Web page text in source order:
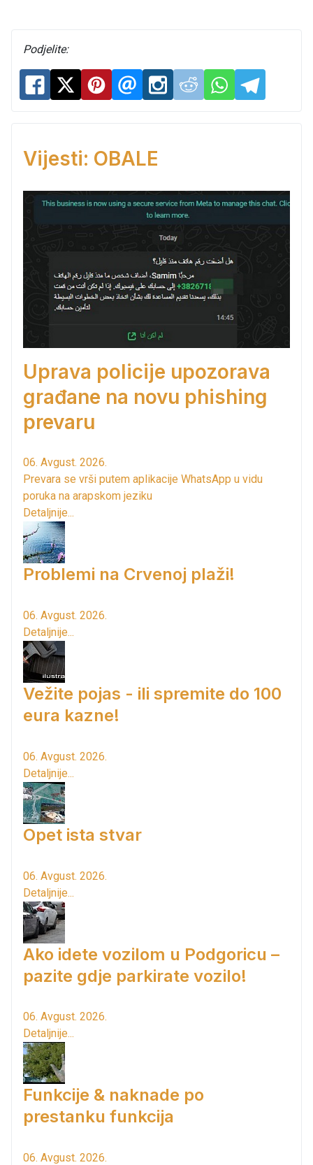
Podjelite:
Vijesti: OBALE
Uprava policije upozorava
građane na novu phishing
prevaru
06. Avgust. 2026.
Prevara se vrši putem aplikacije WhatsApp u vidu
poruka na arapskom jeziku
Detaljnije...
Problemi na Crvenoj plaži!
06. Avgust. 2026.
Detaljnije...
Vežite pojas - ili spremite do 100
eura kazne!
06. Avgust. 2026.
Detaljnije...
Opet ista stvar
06. Avgust. 2026.
Detaljnije...
Ako idete vozilom u Podgoricu –
pazite gdje parkirate vozilo!
06. Avgust. 2026.
Detaljnije...
Funkcije & naknade po
prestanku funkcija
06. Avgust. 2026.